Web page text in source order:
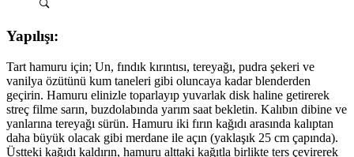
Yapılışı:
Tart hamuru için; Un, fındık kırıntısı, tereyağı, pudra şekeri ve
vanilya özütünü kum taneleri gibi oluncaya kadar blenderden
geçirin. Hamuru elinizle toparlayıp yuvarlak disk haline getirerek
streç filme sarın, buzdolabında yarım saat bekletin. Kalıbın dibine ve
yanlarına tereyağı sürün. Hamuru iki fırın kağıdı arasında kalıptan
daha büyük olacak gibi merdane ile açın (yaklaşık 25 cm çapında).
Üstteki kağıdı kaldırın, hamuru alttaki kağıtla birlikte ters çevirerek